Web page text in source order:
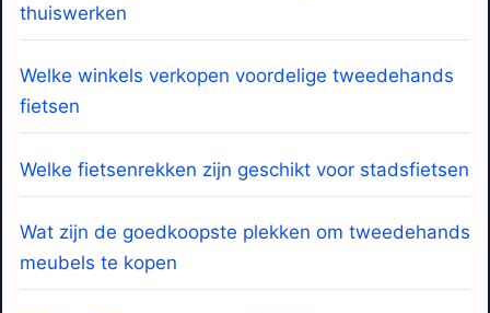
thuiswerken
Welke winkels verkopen voordelige tweedehands
fietsen
Welke fietsenrekken zijn geschikt voor stadsfietsen
Wat zijn de goedkoopste plekken om tweedehands
meubels te kopen